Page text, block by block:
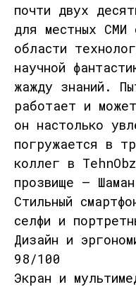
почти двух
для местных СМИ
области
научной
жажду знаний.
работает и
он настолько
погружается в
коллег в
прозвище —
Стильный
селфи и
Дизайн и
98/100
Экран и